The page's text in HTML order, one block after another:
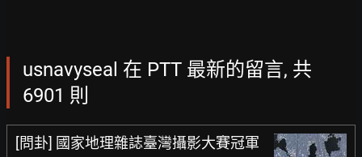
usnavyseal 在 PTT 最新的留言, 共
6901 則
[問卦] 國家地理雜誌臺灣攝影大賽冠軍